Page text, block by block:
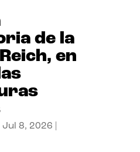
de la
en
Jul 8, 2026